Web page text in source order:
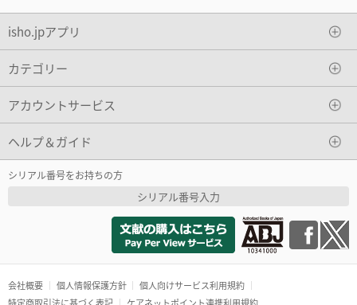
isho.jpアプリ
カテゴリー
アカウントサービス
ヘルプ＆ガイド
シリアル番号をお持ちの方
シリアル番号入力
会社概要 個人情報保護方針
個人向けサービス利用規約